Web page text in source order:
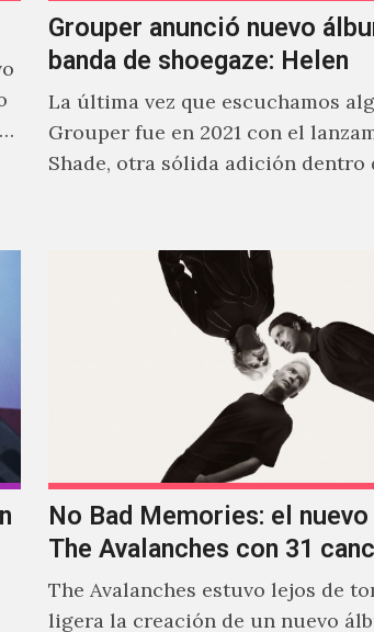
Grouper anunció nuevo
banda de shoegaze: Helen
La última vez que escuchamos
Grouper fue en 2021 con el
Shade, otra sólida adición dentro
No Bad Memories: el
The Avalanches con 31
The Avalanches estuvo lejos de
ligera la creación de un nuevo